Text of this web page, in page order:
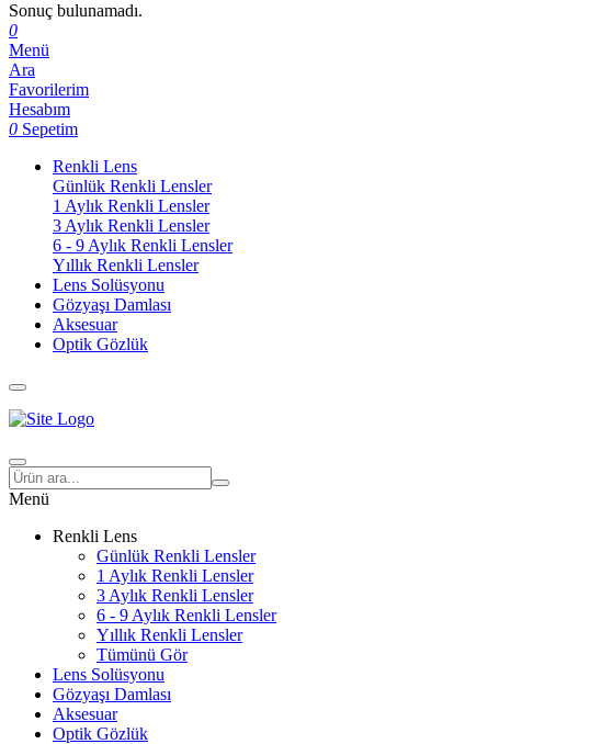
Sonuç bulunamadı.
0
Menü
Ara
Favorilerim
Hesabım
0 Sepetim
Renkli Lens
Günlük Renkli Lensler
1 Aylık Renkli Lensler
3 Aylık Renkli Lensler
6 - 9 Aylık Renkli Lensler
Yıllık Renkli Lensler
Lens Solüsyonu
Gözyaşı Damlası
Aksesuar
Optik Gözlük
Menü
Renkli Lens
Günlük Renkli Lensler
1 Aylık Renkli Lensler
3 Aylık Renkli Lensler
6 - 9 Aylık Renkli Lensler
Yıllık Renkli Lensler
Tümünü Gör
Lens Solüsyonu
Gözyaşı Damlası
Aksesuar
Optik Gözlük